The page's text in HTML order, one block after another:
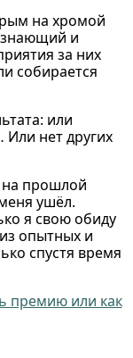
на хромой
знающий и
за них
собирается
или
нет других
прошлой
ушёл.
я свою обиду
опытных и
спустя время
премию или как